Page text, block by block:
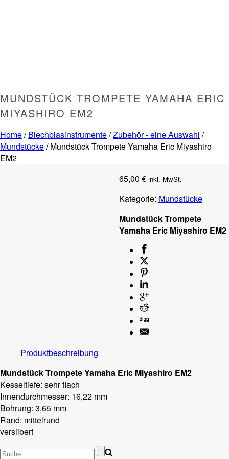
MUNDSTÜCK TROMPETE YAMAHA ERIC
MIYASHIRO EM2
Home/Blechblasinstrumente/Zubehör - eine Auswahl /
Mundstücke/ Mundstück Trompete Yamaha Eric Miyashiro
EM2
65,00 € inkl. MwSt.
Kategorie: Mundstücke
Mundstück Trompete
Yamaha Eric Miyashiro EM2
Produktbeschreibung
Mundstück Trompete Yamaha Eric Miyashiro EM2
Kesseltiefe: sehr flach
Innendurchmesser: 16,22 mm
Bohrung: 3,65 mm
Rand: mittelrund
versilbert